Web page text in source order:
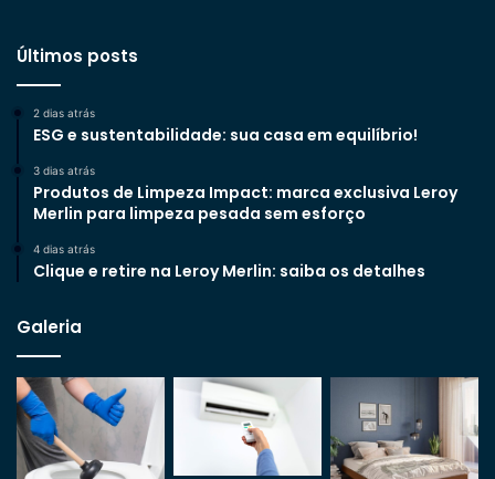
Últimos posts
2 dias atrás
ESG e sustentabilidade: sua casa em equilíbrio!
3 dias atrás
Produtos de Limpeza Impact: marca exclusiva Leroy
Merlin para limpeza pesada sem esforço
4 dias atrás
Clique e retire na Leroy Merlin: saiba os detalhes
Galeria